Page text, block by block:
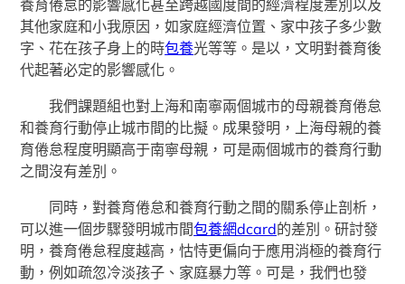
養育倦怠的影響感化甚至跨越國度間的經濟程度差別以及
其他家庭和小我原因，如家庭經濟位置、家中孩子多少數
字、花在孩子身上的時包養光等等。是以，文明對養育後
代起著必定的影響感化。
我們課題組也對上海和南寧兩個城市的母親養育倦怠
和養育行動停止城市間的比擬。成果發明，上海母親的養
育倦怠程度明顯高于南寧母親，可是兩個城市的養育行動
之間沒有差別。
同時，對養育倦怠和養育行動之間的關系停止剖析，
可以進一個步驟發明城市間包養網dcard的差別。研討發
明，養育倦怠程度越高，怙恃更偏向于應用消極的養育行
動，例如疏忽冷淡孩子、家庭暴力等。可是，我們也發